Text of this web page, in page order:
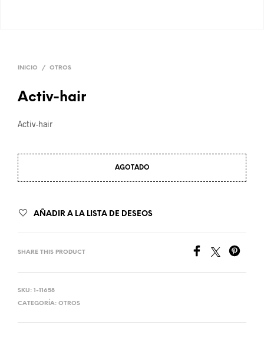
INICIO / OTROS
Activ-hair
Activ-hair
AGOTADO
AÑADIR A LA LISTA DE DESEOS
SHARE THIS PRODUCT
SKU: 1-11658
CATEGORÍA: OTROS